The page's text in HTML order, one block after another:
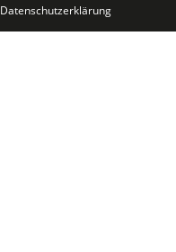
Datenschutzerklärung